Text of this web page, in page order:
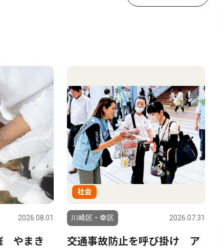
2026.08.01
やまき
社会
川崎区・幸区 2026.07.31
交通事故防止を呼び掛け ア